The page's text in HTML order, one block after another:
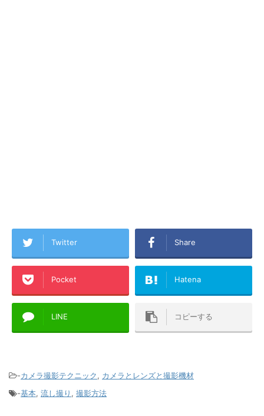
Twitter Share
Pocket Hatena
LINE コピーする
-カメラ撮影テクニック, カメラとレンズと撮影機材
-基本, 流し撮り , 撮影方法